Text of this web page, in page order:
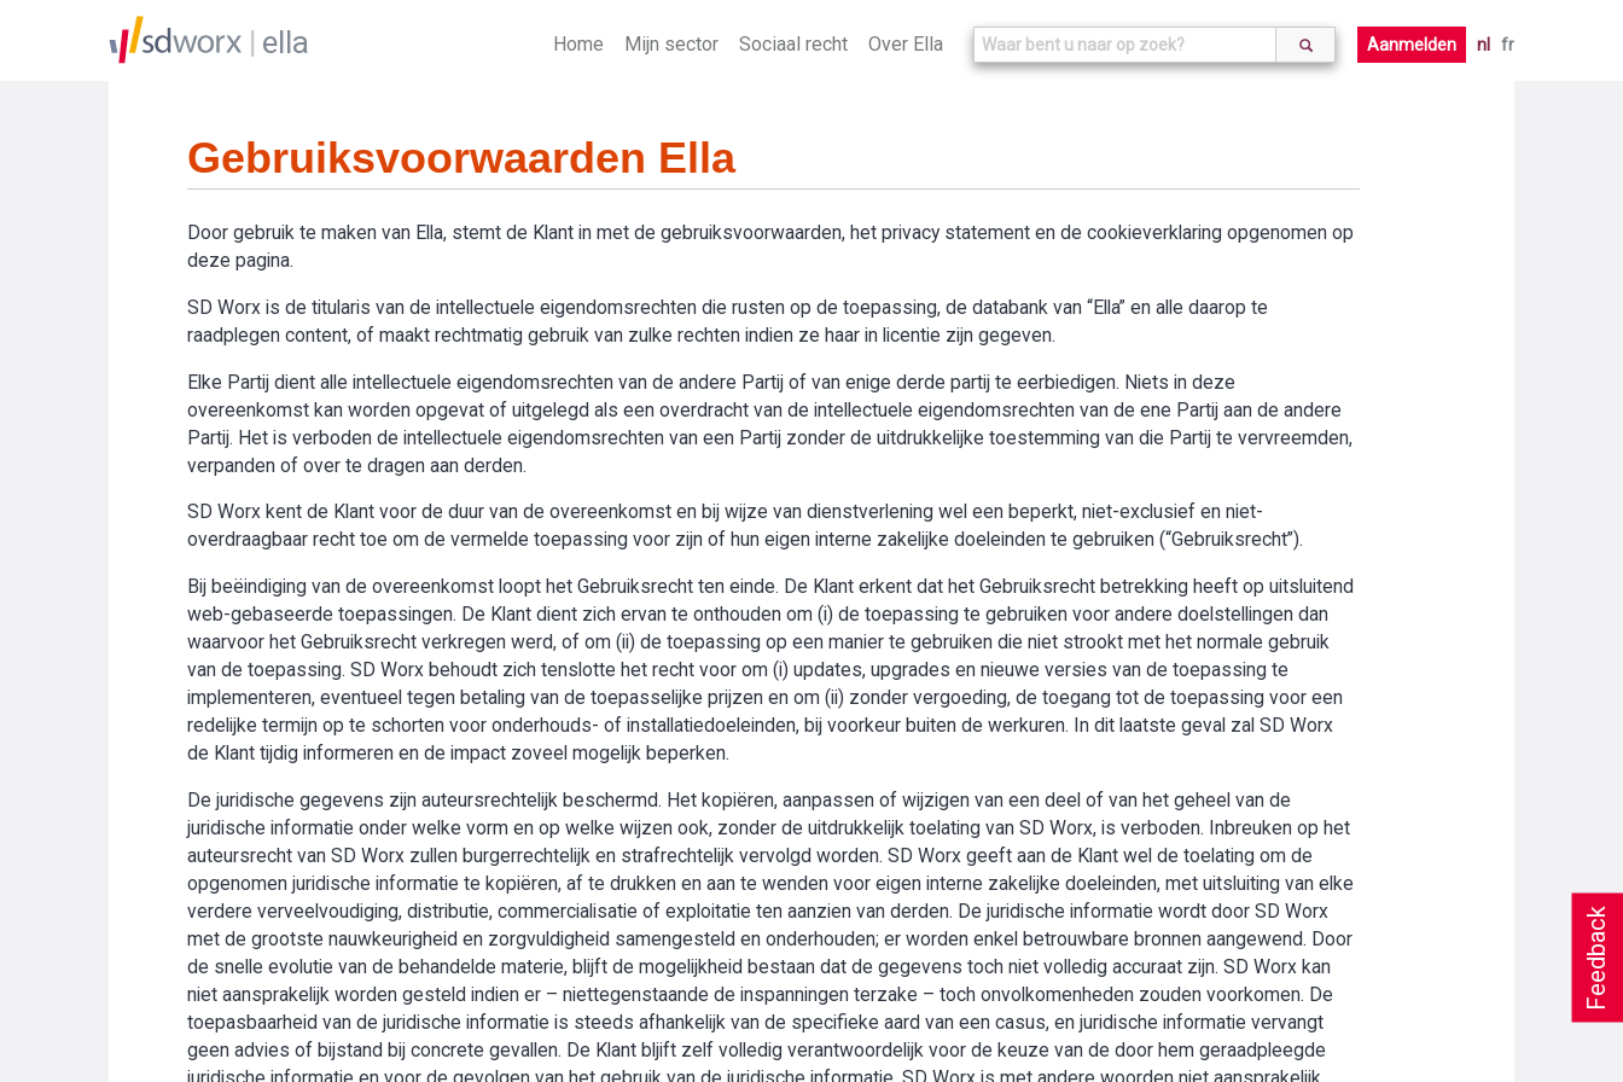
Feedback
ella Home Mijn sector Sociaal recht Over Ella Aanmelden nl fr
Gebruiksvoorwaarden Ella
Door gebruik te maken van Ella, stemt de Klant in met de gebruiksvoorwaarden, het privacy statement en de cookieverklaring opgenomen op
deze pagina.
SD Worx is de titularis van de intellectuele eigendomsrechten die rusten op de toepassing, de databank van “Ella” en alle daarop te
raadplegen content, of maakt rechtmatig gebruik van zulke rechten indien ze haar in licentie zijn gegeven.
Elke Partij dient alle intellectuele eigendomsrechten van de andere Partij of van enige derde partij te eerbiedigen. Niets in deze
overeenkomst kan worden opgevat of uitgelegd als een overdracht van de intellectuele eigendomsrechten van de ene Partij aan de andere
Partij. Het is verboden de intellectuele eigendomsrechten van een Partij zonder de uitdrukkelijke toestemming van die Partij te vervreemden,
verpanden of over te dragen aan derden.
SD Worx kent de Klant voor de duur van de overeenkomst en bij wijze van dienstverlening wel een beperkt, niet-exclusief en niet-
overdraagbaar recht toe om de vermelde toepassing voor zijn of hun eigen interne zakelijke doeleinden te gebruiken (“Gebruiksrecht”).
Bij beëindiging van de overeenkomst loopt het Gebruiksrecht ten einde. De Klant erkent dat het Gebruiksrecht betrekking heeft op uitsluitend
web-gebaseerde toepassingen. De Klant dient zich ervan te onthouden om (i) de toepassing te gebruiken voor andere doelstellingen dan
waarvoor het Gebruiksrecht verkregen werd, of om (ii) de toepassing op een manier te gebruiken die niet strookt met het normale gebruik
van de toepassing. SD Worx behoudt zich tenslotte het recht voor om (i) updates, upgrades en nieuwe versies van de toepassing te
implementeren, eventueel tegen betaling van de toepasselijke prijzen en om (ii) zonder vergoeding, de toegang tot de toepassing voor een
redelijke termijn op te schorten voor onderhouds- of installatiedoeleinden, bij voorkeur buiten de werkuren. In dit laatste geval zal SD Worx
de Klant tijdig informeren en de impact zoveel mogelijk beperken.
De juridische gegevens zijn auteursrechtelijk beschermd. Het kopiëren, aanpassen of wijzigen van een deel of van het geheel van de
juridische informatie onder welke vorm en op welke wijzen ook, zonder de uitdrukkelijk toelating van SD Worx, is verboden. Inbreuken op het
auteursrecht van SD Worx zullen burgerrechtelijk en strafrechtelijk vervolgd worden. SD Worx geeft aan de Klant wel de toelating om de
opgenomen juridische informatie te kopiëren, af te drukken en aan te wenden voor eigen interne zakelijke doeleinden, met uitsluiting van elke
verdere verveelvoudiging, distributie, commercialisatie of exploitatie ten aanzien van derden. De juridische informatie wordt door SD Worx
met de grootste nauwkeurigheid en zorgvuldigheid samengesteld en onderhouden; er worden enkel betrouwbare bronnen aangewend. Door
de snelle evolutie van de behandelde materie, blijft de mogelijkheid bestaan dat de gegevens toch niet volledig accuraat zijn. SD Worx kan
niet aansprakelijk worden gesteld indien er – niettegenstaande de inspanningen terzake – toch onvolkomenheden zouden voorkomen. De
toepasbaarheid van de juridische informatie is steeds afhankelijk van de specifieke aard van een casus, en juridische informatie vervangt
geen advies of bijstand bij concrete gevallen. De Klant bljift zelf volledig verantwoordelijk voor de keuze van de door hem geraadpleegde